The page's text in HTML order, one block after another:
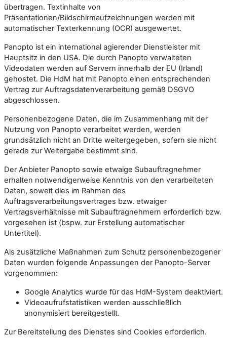
übertragen. Textinhalte von
Präsentationen/Bildschirmaufzeichnungen werden mit
automatischer Texterkennung (OCR) ausgewertet.
Panopto ist ein international agierender Dienstleister mit
Hauptsitz in den USA. Die durch Panopto verwalteten
Videodaten werden auf Servern innerhalb der EU (Irland)
gehostet. Die HdM hat mit Panopto einen entsprechenden
Vertrag zur Auftragsdatenverarbeitung gemäß DSGVO
abgeschlossen.
Personenbezogene Daten, die im Zusammenhang mit der
Nutzung von Panopto verarbeitet werden, werden
grundsätzlich nicht an Dritte weitergegeben, sofern sie nicht
gerade zur Weitergabe bestimmt sind.
Der Anbieter Panopto sowie etwaige Subauftragnehmer
erhalten notwendigerweise Kenntnis von den verarbeiteten
Daten, soweit dies im Rahmen des
Auftragsverarbeitungsvertrages bzw. etwaiger
Vertragsverhältnisse mit Subauftragnehmern erforderlich bzw.
vorgesehen ist (bspw. zur Erstellung automatischer
Untertitel).
Als zusätzliche Maßnahmen zum Schutz personenbezogener
Daten wurden folgende Anpassungen der Panopto-Server
vorgenommen:
Google Analytics wurde für das HdM-System deaktiviert.
Videoaufrufstatistiken werden ausschließlich
anonymisiert bereitgestellt.
Zur Bereitstellung des Dienstes sind Cookies erforderlich.